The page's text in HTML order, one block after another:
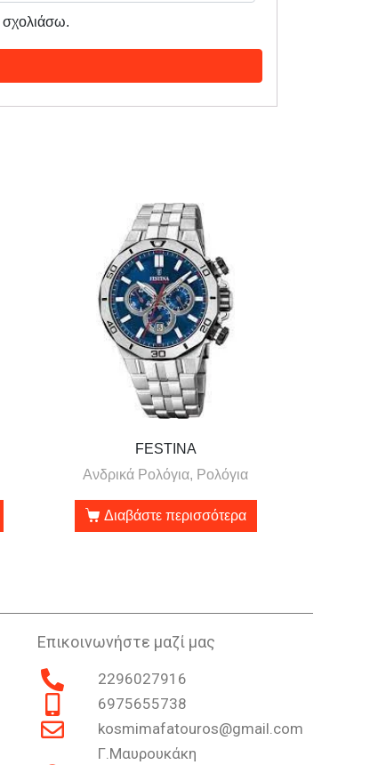
σχολιάσω.
FESTINA
Ανδρικά Ρολόγια, Ρολόγια
Διαβάστε περισσότερα
Επικοινωνήστε μαζί μας
2296027916
6975655738
kosmimafatouros@gmail.com
Γ.Μαυρουκάκη